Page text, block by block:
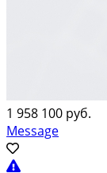
1 958 100 руб.
Message